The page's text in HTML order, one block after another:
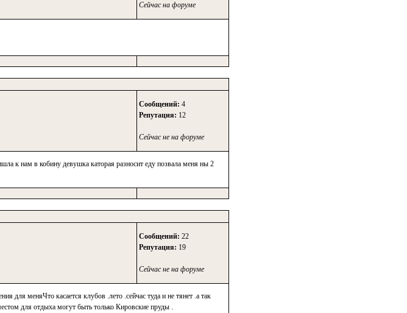
Сейчас на форуме
Сообщений: 4
Репутация: 12
Сейчас не на форуме
к нам в кобину девушка каторая разносит еду позвала меня ны 2
Сообщений: 22
Репутация: 19
Сейчас не на форуме
для меняЧто касается клубов .лето .сейчас туда и не тянет .а так
для отдыха могут быть только Кировские пруды .